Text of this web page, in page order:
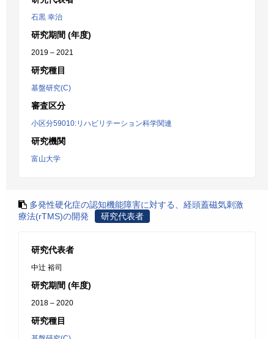
石黒 幸治
研究期間 (年度)
2019 – 2021
研究種目
基盤研究(C)
審査区分
小区分59010:リハビリテーション科学関連
研究機関
富山大学
多発性硬化症の認知機能障害に対する、経頭蓋磁気刺激
療法(rTMS)の開発
研究代表者
研究代表者
中辻 裕司
研究期間 (年度)
2018 – 2020
研究種目